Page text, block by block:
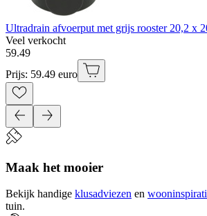
Ultradrain afvoerput met grijs rooster 20,2 x
Veel verkocht
59.49
Prijs: 59.49 euro
Maak het mooier
Bekijk handige klusadviezen en
tuin.